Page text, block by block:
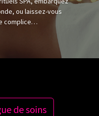
ou laissez-vous
complice…
de soins